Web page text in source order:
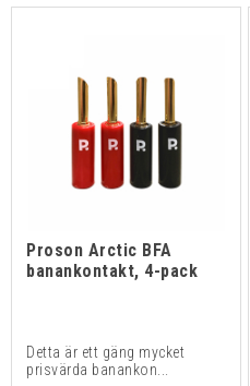
Proson Arctic BFA
banankontakt, 4-pack
Detta är ett gäng mycket
prisvärda banankon...